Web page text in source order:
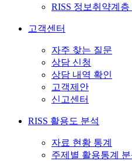
RISS 정보취약계
고객센터
자주 찾는 질문
상담 신청
상담 내역 확인
고객제안
신고센터
RISS 활용도 분석
자료 현황 통계
주제별 활용통계 분